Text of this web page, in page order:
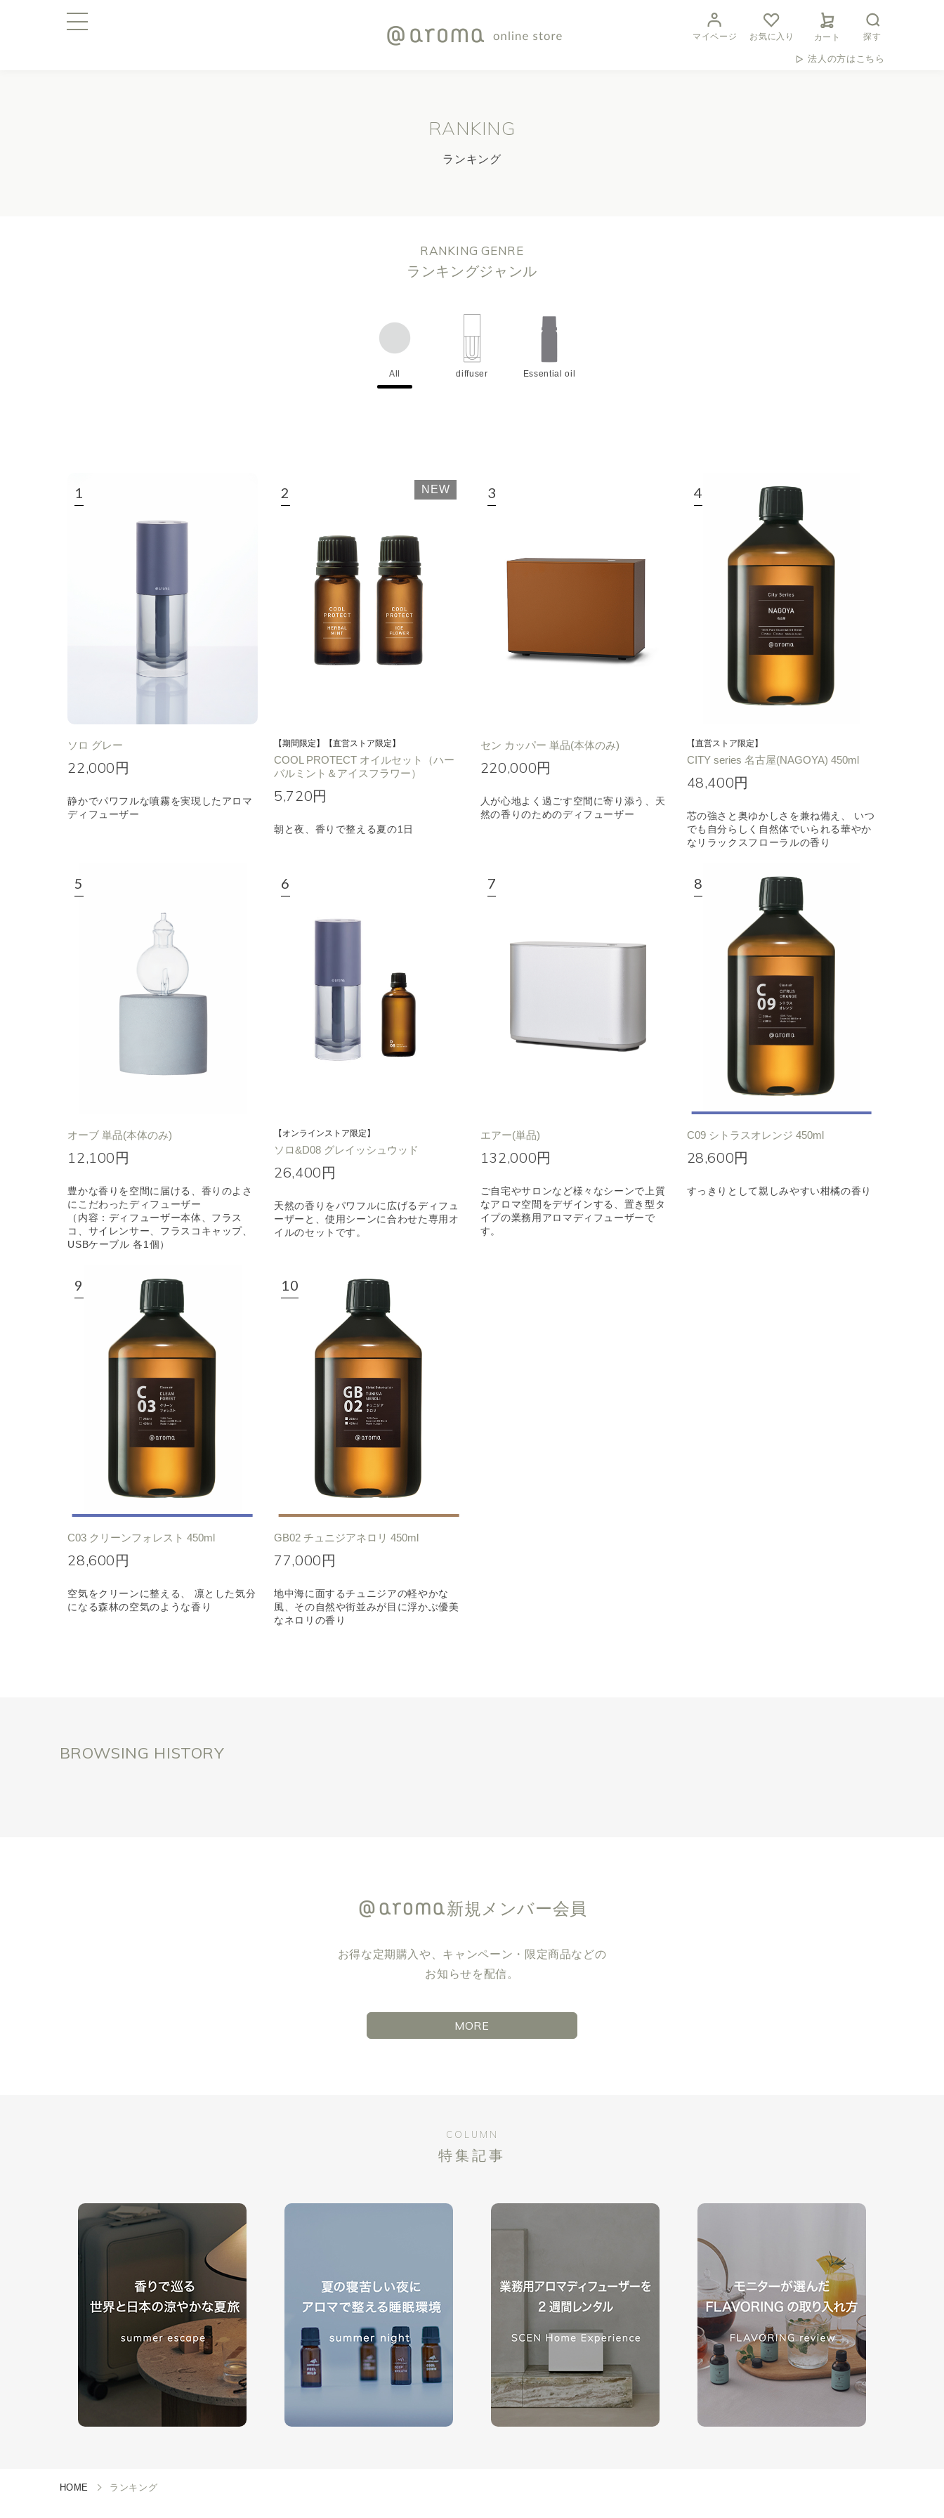
マイページ お気に入り カート 探す
法人の方はこちら
RANKING
ランキング
RANKING GENRE
ランキングジャンル
All diffuser Essential oil
ソロ グレー
22,000円
静かでパワフルな噴霧を実現したアロマ
ディフューザー
NEW
【期間限定】【直営ストア限定】
COOL PROTECT オイルセット（ハー
バルミント＆アイスフラワー）
5,720円
朝と夜、香りで整える夏の1日
セン カッパー 単品(本体のみ)
220,000円
人が心地よく過ごす空間に寄り添う、天
然の香りのためのディフューザー
【直営ストア限定】
CITY series 名古屋(NAGOYA) 450ml
48,400円
芯の強さと奥ゆかしさを兼ね備え、 いつ
でも自分らしく自然体でいられる華やか
なリラックスフローラルの香り
オーブ 単品(本体のみ)
12,100円
豊かな香りを空間に届ける、香りのよさ
にこだわったディフューザー
（内容：ディフューザー本体、フラス
コ、サイレンサー、フラスコキャップ、
USBケーブル 各1個）
【オンラインストア限定】
ソロ&D08 グレイッシュウッド
26,400円
天然の香りをパワフルに広げるディフュ
ーザーと、使用シーンに合わせた専用オ
イルのセットです。
エアー(単品)
132,000円
ご自宅やサロンなど様々なシーンで上質
なアロマ空間をデザインする、置き型タ
イプの業務用アロマディフューザーで
す。
C09 シトラスオレンジ 450ml
28,600円
すっきりとして親しみやすい柑橘の香り
C03 クリーンフォレスト 450ml
28,600円
空気をクリーンに整える、 凛とした気分
になる森林の空気のような香り
GB02 チュニジアネロリ 450ml
77,000円
地中海に面するチュニジアの軽やかな
風、その自然や街並みが目に浮かぶ優美
なネロリの香り
BROWSING HISTORY
新規メンバー会員
お得な定期購入や、キャンペーン・限定商品などの
お知らせを配信。
MORE
COLUMN
特集記事
HOME ランキング